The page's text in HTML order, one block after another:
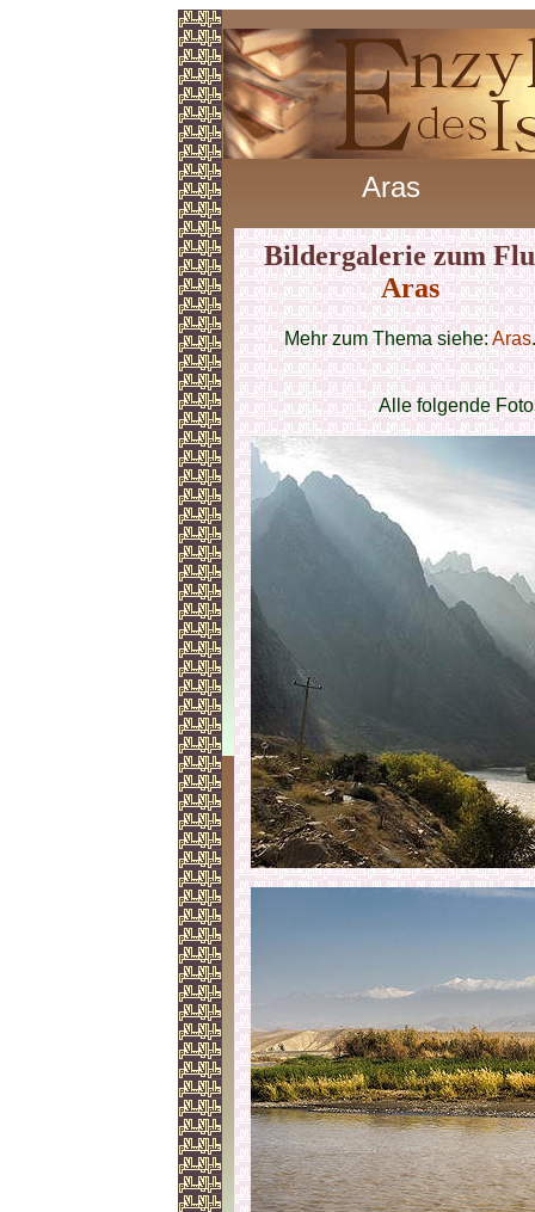
Aras
Bildergalerie zum
Aras
Mehr zum Thema siehe:Aras.
Alle folgende